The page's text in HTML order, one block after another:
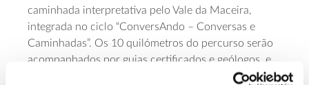
caminhada interpretativa pelo Vale da Maceira,
integrada no ciclo “ConversAndo – Conversas e
Caminhadas”. Os 10 quilómetros do percurso serão
acompanhados por guias certificados e geólogos, e
por uma conversa que ajudará a conhecer a